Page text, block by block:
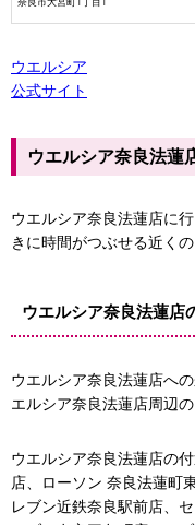
ウエルシア
公式サイト
ウエルシア奈良法蓮
ウエルシア奈良法蓮店に
きに時間がつぶせる近く
ウエルシア奈良法蓮店
ウエルシア奈良法蓮店へ
エルシア奈良法蓮店周辺
ウエルシア奈良法蓮店の
店、ローソン 奈良法蓮町
レブン近鉄奈良駅前店、